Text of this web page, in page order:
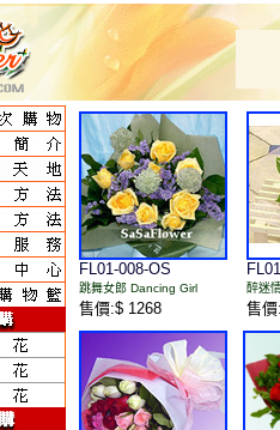
FL01-008-OS
跳舞女郎 Dancing Girl
售價:$ 1268
醉迷
售